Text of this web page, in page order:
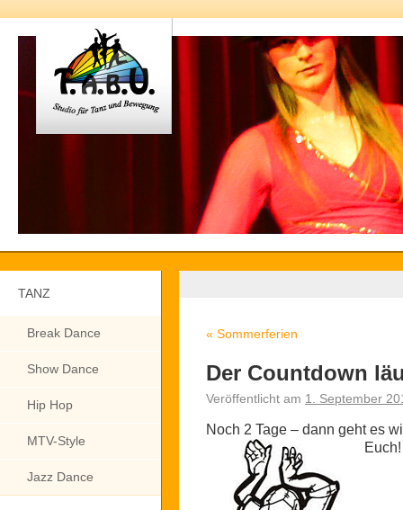
TANZ
Break Dance
Show Dance
Hip Hop
MTV-Style
Jazz Dance
« Sommerferien
Der Countdown
Veröffentlicht am 1. September
Noch 2 Tage – dann geht es
Euch!